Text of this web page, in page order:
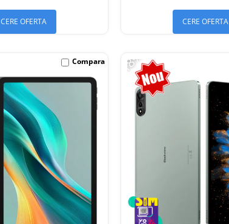
CERE OFERTA CERE OFERTA
Compara -18%